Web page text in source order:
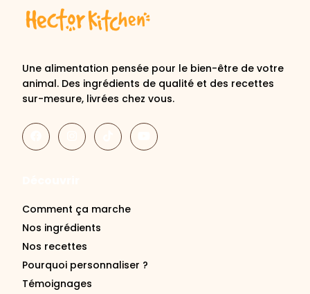
Une alimentation pensée pour le bien-être de votre
animal. Des ingrédients de qualité et des recettes
sur-mesure, livrées chez vous.
Comment ça marche
Nos ingrédients
Nos recettes
Pourquoi personnaliser ?
Témoignages